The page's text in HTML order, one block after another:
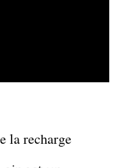
la recharge